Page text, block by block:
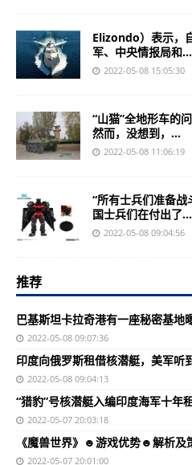
Elizondo）表示，
军、中央情报局和...
2022-05-08 15:05:30
“山猫”全地形车的
然而，没想到，...
2022-05-08 11:06:19
“所有士兵们准备
国士兵们在付出了...
2022-05-08 09:04:56
推荐
巴基斯坦卡拉奇港有一座秘密基地
2022-05-08 09:07:36
印度向俄罗斯租借核潜艇，美军听
2022-05-08 09:04:13
“猎豹”号核潜艇入编印度海军十年
2022-05-07 20:03:18
《魔兽世界》☻游戏优势☻解析及
2022-05-07 20:01:00